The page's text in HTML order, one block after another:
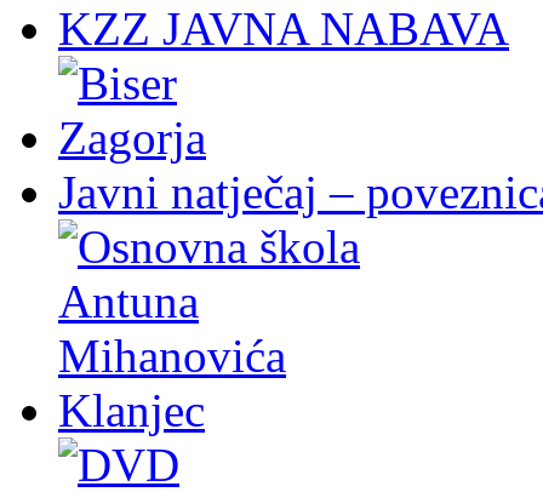
KZZ JAVNA NABAVA
Javni natječaj –